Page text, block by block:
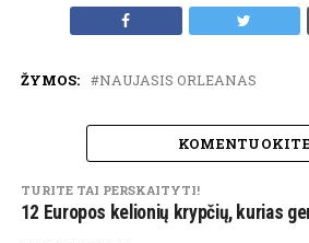
ŽYMOS: NAUJASIS ORLEANAS
KOMENTUOKITE
TURITE TAI PERSKAITYTI!
12 Europos kelionių krypčių, kurias